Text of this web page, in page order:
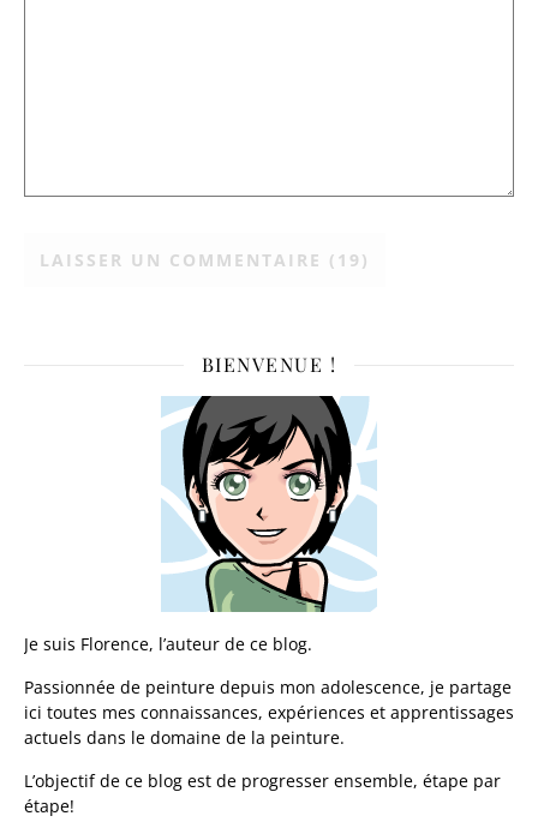
BIENVENUE !
Je suis Florence, l’auteur de ce blog.
Passionnée de peinture depuis mon adolescence, je partage
ici toutes mes connaissances, expériences et apprentissages
actuels dans le domaine de la peinture.
L’objectif de ce blog est de progresser ensemble, étape par
étape!